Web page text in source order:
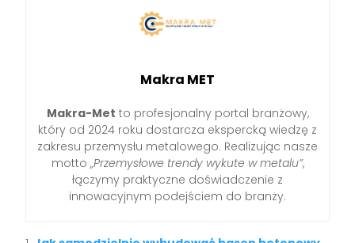
Makra MET
Makra-Met to profesjonalny portal branżowy,
który od 2024 roku dostarcza ekspercką wiedzę z
zakresu przemysłu metalowego. Realizując nasze
motto„Przemysłowe trendy wykute w metalu”,
łączymy praktyczne doświadczenie z
innowacyjnym podejściem do branży.